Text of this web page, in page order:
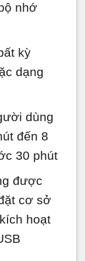
nhớ
kỳ
dạng
dùng
đến 8
30 phút
được
cơ sở
hoạt